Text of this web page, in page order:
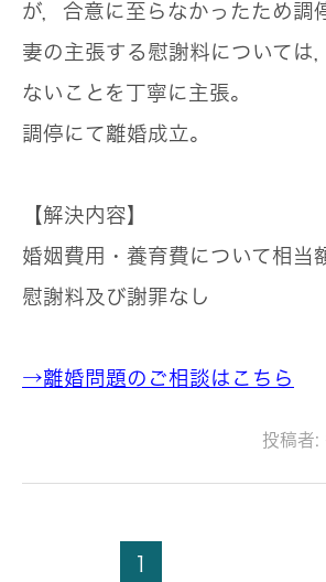
が，合意に至らなかったため調
妻の主張する慰謝料については
ないことを丁寧に主張。
調停にて離婚成立。
【解決内容】
婚姻費用・養育費について相当
慰謝料及び謝罪なし
→離婚問題のご相談はこちら
投稿者:
1